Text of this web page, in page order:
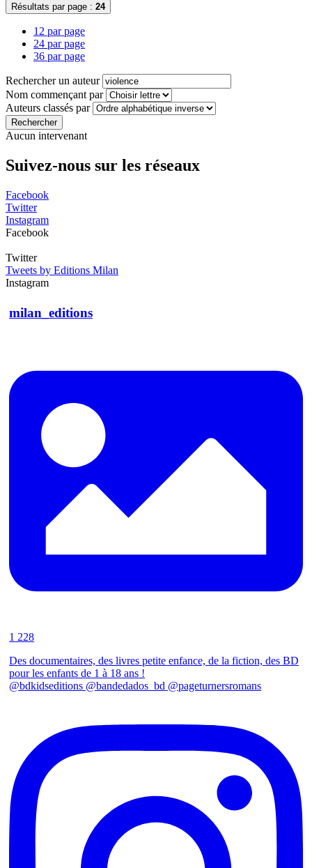
Résultats par page : 24
12 par page
24 par page
36 par page
Rechercher un auteur
Nom commençant par
Auteurs classés par
Rechercher
Aucun intervenant
Suivez-nous sur les réseaux
Facebook
Twitter
Instagram
Facebook
Twitter
Tweets by Editions Milan
Instagram
milan_editions
1 228
Des documentaires, des livres petite enfance, de la fiction, des BD
pour les enfants de 1 à 18 ans !
@bdkidseditions @bandedados_bd @pageturnersromans